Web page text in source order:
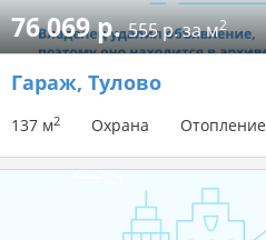
76 069 р.555 р. за м2
Гараж, Тулово
137 м2 Охрана Отопление